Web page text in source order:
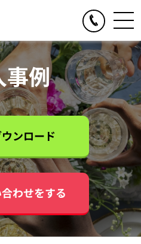
ベント
ース
ンイベント
ュース
の手配
ベント企画
事例
る質問
概要
事例
ンロード
わせをする